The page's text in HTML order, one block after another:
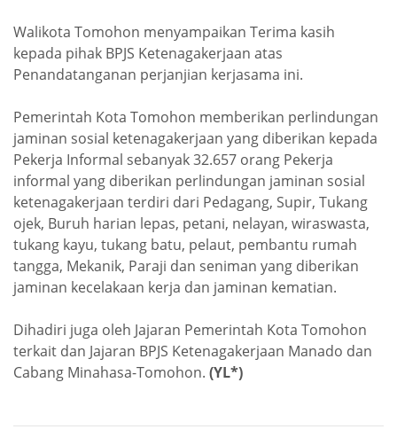
Walikota Tomohon menyampaikan Terima kasih
kepada pihak BPJS Ketenagakerjaan atas
Penandatanganan perjanjian kerjasama ini.
Pemerintah Kota Tomohon memberikan perlindungan
jaminan sosial ketenagakerjaan yang diberikan kepada
Pekerja Informal sebanyak 32.657 orang Pekerja
informal yang diberikan perlindungan jaminan sosial
ketenagakerjaan terdiri dari Pedagang, Supir, Tukang
ojek, Buruh harian lepas, petani, nelayan, wiraswasta,
tukang kayu, tukang batu, pelaut, pembantu rumah
tangga, Mekanik, Paraji dan seniman yang diberikan
jaminan kecelakaan kerja dan jaminan kematian.
Dihadiri juga oleh Jajaran Pemerintah Kota Tomohon
terkait dan Jajaran BPJS Ketenagakerjaan Manado dan
Cabang Minahasa-Tomohon. (YL*)